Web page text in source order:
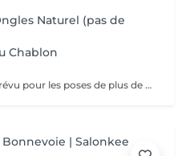
Naturel (pas de
Chablon
Un ajustement tarifaire est prévu pour les poses de plus de 4 semaines nécessitant un travail de restructuration .